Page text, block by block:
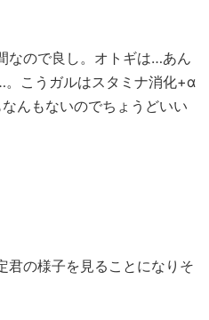
なので良し。オトギは…あん
こうガルはスタミナ消化+α
んもないのでちょうどいい
君の様子を見ることになりそ